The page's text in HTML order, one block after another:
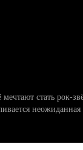
стать рок-